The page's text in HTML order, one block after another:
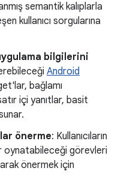
semantik kalıplarla
kullanıcı sorgularına
bilgilerini
Android
bağlamı
içi yanıtlar, basit
önerme: Kullanıcıların
görevleri
önermek için